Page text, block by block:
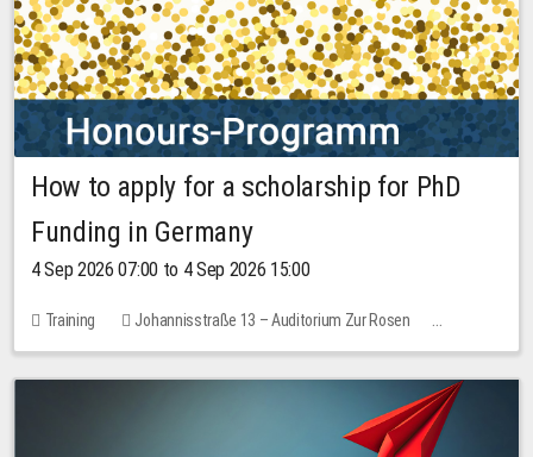
How to apply for a scholarship for PhD
Funding in Germany
4 Sep 2026 07:00 to 4 Sep 2026 15:00
Training
Johannisstraße 13 – Auditorium Zur Rosen
No free places